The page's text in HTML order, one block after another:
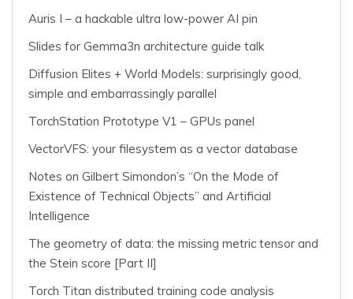
Auris I – a hackable ultra low-power AI pin
Slides for Gemma3n architecture guide talk
Diffusion Elites + World Models: surprisingly good,
simple and embarrassingly parallel
TorchStation Prototype V1 – GPUs panel
VectorVFS: your filesystem as a vector database
Notes on Gilbert Simondon’s “On the Mode of
Existence of Technical Objects” and Artificial
Intelligence
The geometry of data: the missing metric tensor and
the Stein score [Part II]
Torch Titan distributed training code analysis